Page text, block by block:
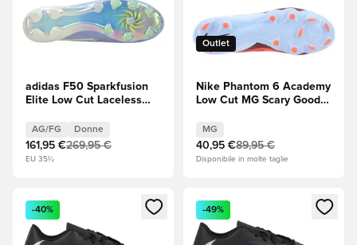
adidas F50 Sparkfusion
Elite Low Cut Laceless
Tono viola/Lucid Lemon
(Giallo)/Purple Rush
(Viola) Donna
AG/FG Donne
161,95 €269,95 €
EU 35½
Outlet
Nike Phantom 6 Academy
Low Cut MG Scary Good -
Crimson (Rosso)
MG
40,95 €89,95 €
Disponibile in molte taglie
Apre una finestra modale per accedere o registrarsi come
-40%
Apre una finestra modale
-49%